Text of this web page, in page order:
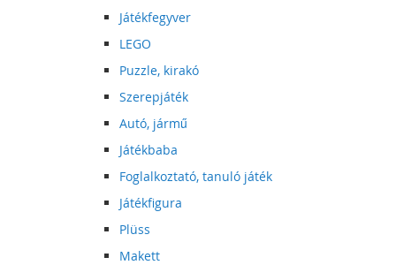
Játékfegyver
LEGO
Puzzle, kirakó
Szerepjáték
Autó, jármű
Játékbaba
Foglalkoztató, tanuló játék
Játékfigura
Plüss
Makett